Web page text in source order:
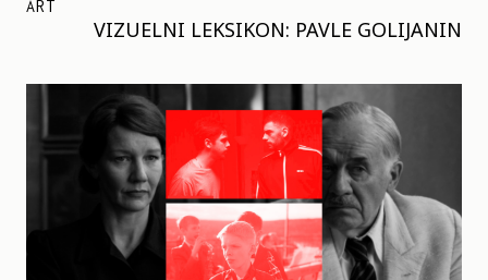
ART
VIZUELNI LEKSIKON: PAVLE GOLIJANIN